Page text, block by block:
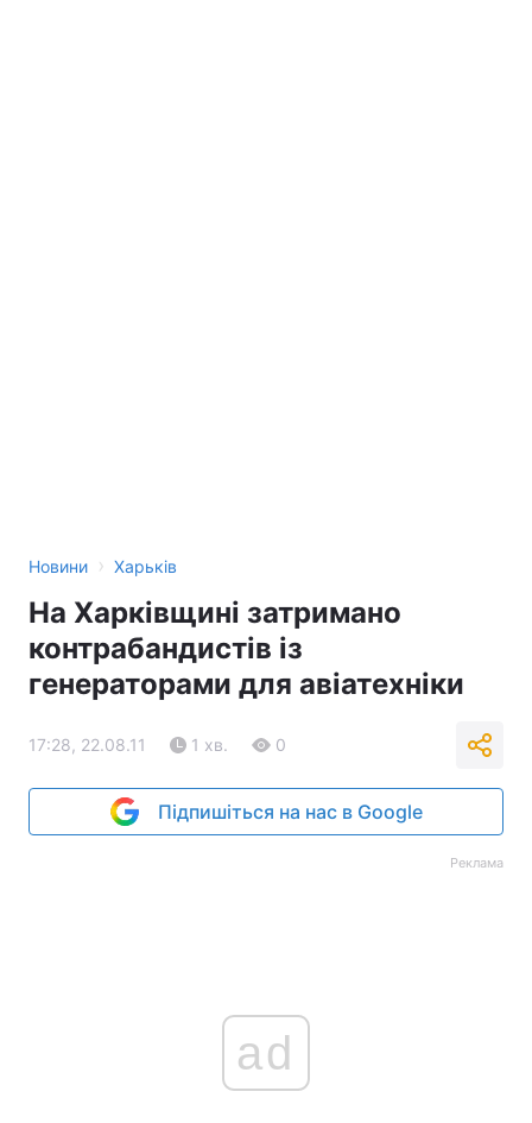
Новини › Харьків
На Харківщині затримано
контрабандистів із
генераторами для авіатехніки
17:28, 22.08.11 1 хв. 0
Підпишіться на нас в Google
Реклама
ad